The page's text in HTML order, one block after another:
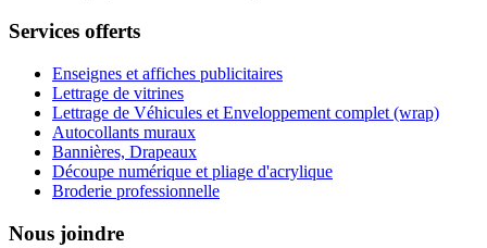
Services offerts
Enseignes et affiches publicitaires
Lettrage de vitrines
Lettrage de Véhicules et Enveloppement complet (wrap)
Autocollants muraux
Bannières, Drapeaux
Découpe numérique et pliage d'acrylique
Broderie professionnelle
Nous joindre